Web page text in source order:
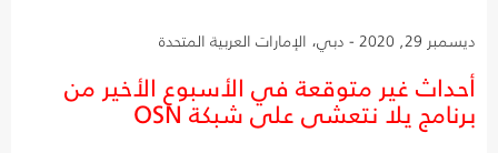
ديسمبر 29, 2020 - دبي، الإمارات العربية المتحدة
أحداث غير متوقعة في الأسبوع الأخير من
برنامج يلا نتعشى على شبكة OSN